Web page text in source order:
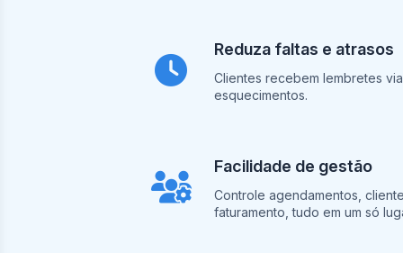
Reduza faltas e atrasos
Clientes recebem lembretes
esquecimentos.
Facilidade de gestão
Controle agendamentos,
faturamento, tudo em um só